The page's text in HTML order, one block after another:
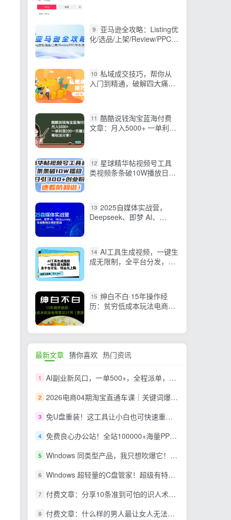
9
亚马逊全攻略：Listing优
化/选品/上架/Review/PPC/
10 私域成交技巧，帮你从
入门到精通，破解四大痛
11 酷酷说钱淘宝蓝海付费
文章：月入5000+ 一单利润
12 星球精华帖视频号工具
类视频条条破10W播放日引
13 2025自媒体实战营，
Deepseek、即梦 AI、
14 AI工具生成视频，一键生
成无限制，全平台分发，收
15 绅白不白·15年操作经
历：贫穷低成本玩法电商笔
最新文章 猜你喜欢 热门资讯
1 AI副业新风口，一单500+，全程派单，0门槛直接干
2 2026电商04期淘宝直通车课｜关键词爆打矩阵，多计划低出价，新品爆款差异化投放实操教学
3 免U盘重装！这工具让小白也可快速重装 Windows，支持无人值守配置，数据无忧 CmzPrep_Rev2
4 免费良心办公站！全站100000+海量PPT素材免费下载，每日更新，分类清晰，免注册登录下载 爱PPT网
5 Windows 同类型产品，我只想吹爆它！把听歌变成了一场沉浸式视听现场，支持多平台歌单播放 Mineradio
6 Windows 超轻量的C盘管家！超级有特点，支持磁盘分析及清理提醒，2M大小体积，完全免费 C盘管家
7 付费文章：分享10条准到可怕的识人术术，希望能帮到大家。
8 付费文章：什么样的男人最让女人无法抵抗？